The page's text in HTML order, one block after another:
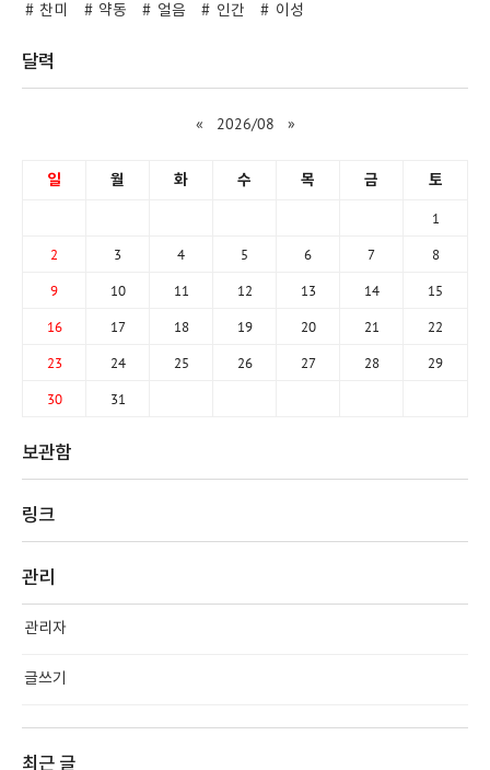
찬미 약동 얼음 인간 이성
달력
« 2026/08 »
일 월 화 수 목 금 토
1
2 3 4 5 6 7 8
9 10 11 12 13 14 15
16 17 18 19 20 21 22
23 24 25 26 27 28 29
30 31
보관함
링크
관리
관리자
글쓰기
최근 글